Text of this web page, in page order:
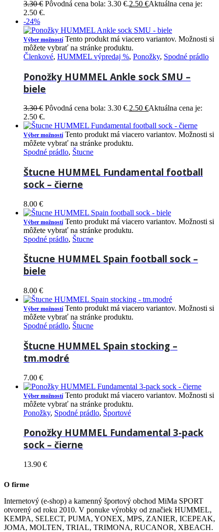
3.30€ Pôvodná cena bola: 3.30 €.2.50 €Aktuálna cena je:
2.50 €.
-24%
Výber možností Tento produkt má viacero variantov. Možnosti si
môžete vybrať na stránke produktu.
Členkové, HUMMEL výpredaj %, Ponožky, Spodné prádlo
Ponožky HUMMEL Ankle sock SMU –
biele
3.30€ Pôvodná cena bola: 3.30 €.2.50 €Aktuálna cena je:
2.50 €.
Výber možností Tento produkt má viacero variantov. Možnosti si
môžete vybrať na stránke produktu.
Spodné prádlo, Štucne
Štucne HUMMEL Fundamental football
sock – čierne
8.00 €
Výber možností Tento produkt má viacero variantov. Možnosti si
môžete vybrať na stránke produktu.
Spodné prádlo, Štucne
Štucne HUMMEL Spain football sock –
biele
8.00 €
Výber možností Tento produkt má viacero variantov. Možnosti si
môžete vybrať na stránke produktu.
Spodné prádlo, Štucne
Štucne HUMMEL Spain stocking –
tm.modré
7.00 €
Výber možností Tento produkt má viacero variantov. Možnosti si
môžete vybrať na stránke produktu.
Ponožky, Spodné prádlo, Športové
Ponožky HUMMEL Fundamental 3-pack
sock – čierne
13.90 €
O firme
Internetový (e-shop) a kamenný športový obchod MiMa SPORT
otvorený od roku 2010. V ponuke výrobky od značiek HUMMEL,
KEMPA, SELECT, PUMA, YONEX, MPS, ZANIER, ICEPEAK,
JOMA, MOLTEN, TRIAL, TRIMONA, RUCANOR, XBEACH.